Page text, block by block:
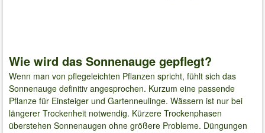
Wie wird das Sonnenauge gepflegt?
Wenn man von pflegeleichten Pflanzen spricht, fühlt sich das
Sonnenauge definitiv angesprochen. Kurzum eine passende
Pflanze für Einsteiger und Gartenneulinge. Wässern ist nur bei
längerer Trockenheit notwendig. Kürzere Trockenphasen
überstehen Sonnenaugen ohne größere Probleme. Düngungen